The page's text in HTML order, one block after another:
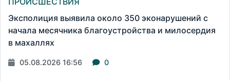
Эксполиция выявила около 350 эконарушений с
начала месячника благоустройства и милосердия
в махаллях
05.08.2026 16:56 0